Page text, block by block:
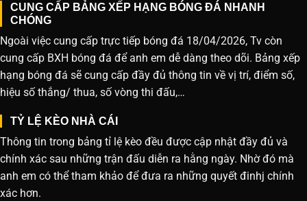
CUNG CẤP BẢNG XẾP HẠNG BÓNG ĐÁ NHANH
CHÓNG
Ngoài việc cung cấp trực tiếp bóng đá 18/04/2026, Tv còn
cung cấp BXH bóng đá để anh em dễ dàng theo dõi. Bảng xếp
hạng bóng đá sẽ cung cấp đầy đủ thông tin về vị trí, điểm số,
hiệu số thắng/ thua, số vòng thi đấu,…
TỶ LỆ KÈO NHÀ CÁI
Thông tin trong bảng tỉ lệ kèo đều được cập nhật đầy đủ và
chính xác sau những trận đấu diễn ra hằng ngày. Nhờ đó mà
anh em có thể tham khảo để đưa ra những quyết đinhj chính
xác hơn.